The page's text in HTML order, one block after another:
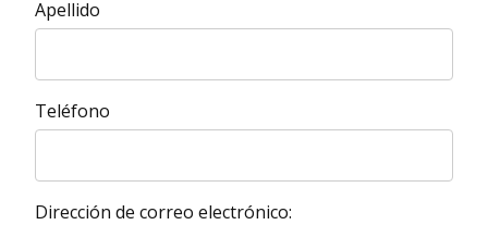
Apellido
Teléfono
Dirección de correo electrónico: